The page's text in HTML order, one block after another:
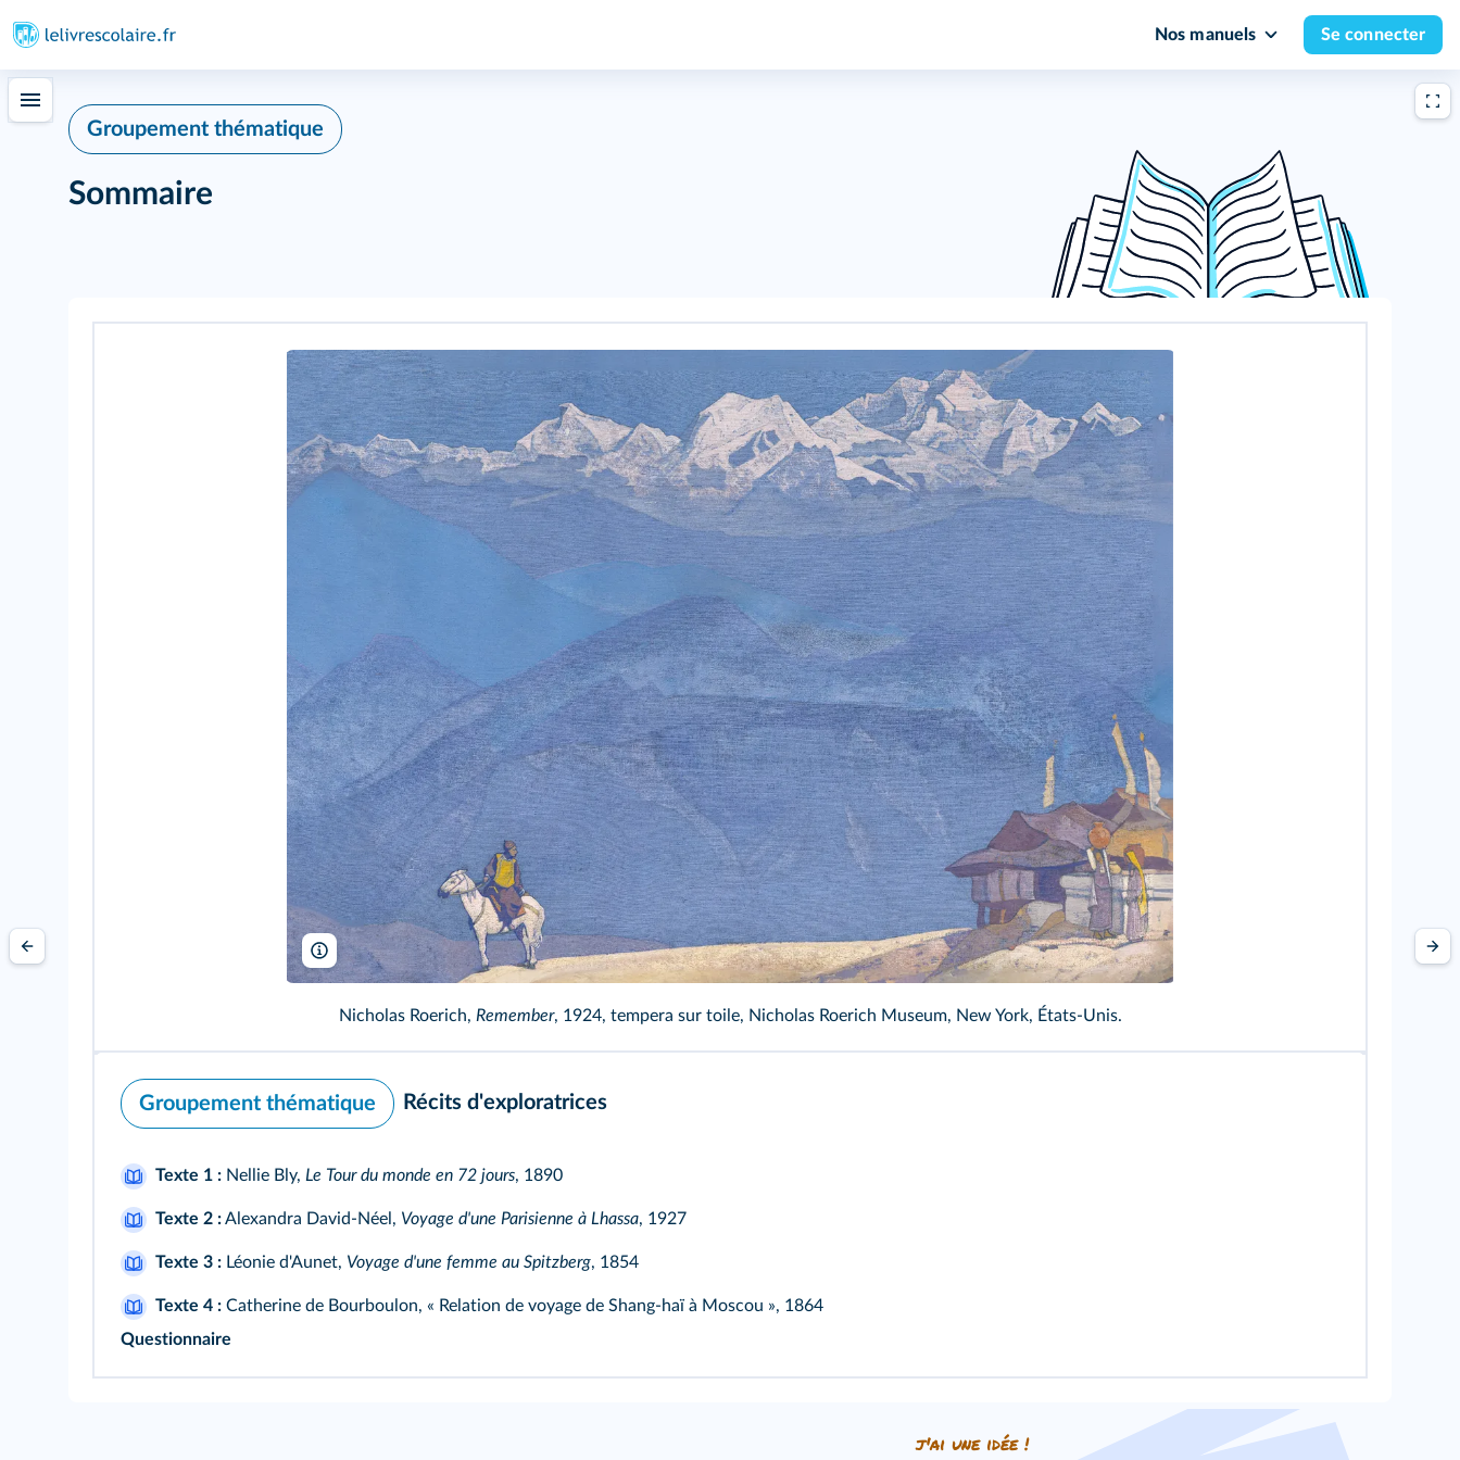
Nos manuels Se connecter
Groupement thématique
Sommaire
Nicholas Roerich Museum/Bridgeman Images
Nicholas Roerich, Remember, 1924, tempera sur toile, Nicholas Roerich Museum, New York, États-Unis.
Groupement thématique Récits d'exploratrices
Texte 1 : Nellie Bly, Le Tour du monde en 72 jours, 1890
Texte 2 :Alexandra David-Néel, Voyage d'une Parisienne à Lhassa, 1927
Texte 3 : Léonie d'Aunet, Voyage d'une femme au Spitzberg, 1854
Texte 4 : Catherine de Bourboulon, « Relation de voyage de Shang-haï à Moscou », 1864
Questionnaire
j'ai une idée !